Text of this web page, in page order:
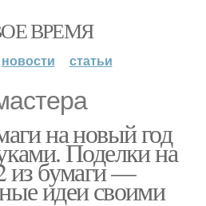
ВРЕМЯ
новости статьи
на новый год
Поделки на
из бумаги —
идеи своими